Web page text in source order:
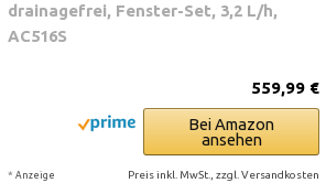
drainagefrei, Fenster-Set, 3,2 L/h,
AC516S
559,99 €
Bei Amazon
ansehen
* Anzeige Preis inkl. MwSt., zzgl. Versandkosten